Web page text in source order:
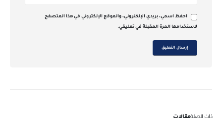
احفظ اسمي، بريدي الإلكتروني، والموقع الإلكتروني في هذا المتصفح
لاستخدامها المرة المقبلة في تعليقي.
ذات الصلةمقالات